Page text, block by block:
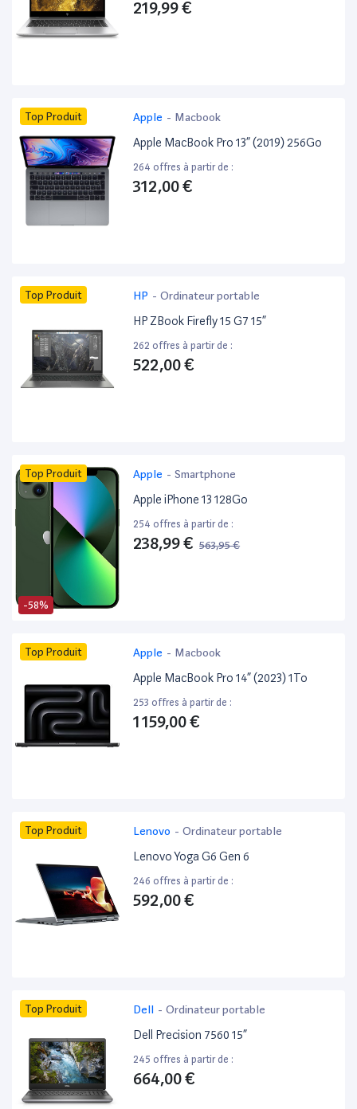
219,99 €
Top Produit Apple - Macbook
Apple MacBook Pro 13” (2019) 256Go
264 offres à partir de :
312,00 €
Top Produit HP - Ordinateur portable
HP ZBook Firefly 15 G7 15”
262 offres à partir de :
522,00 €
-58%
Top Produit Apple - Smartphone
Apple iPhone 13 128Go
254 offres à partir de :
238,99 € 563,95 €
Top Produit Apple - Macbook
Apple MacBook Pro 14” (2023) 1To
253 offres à partir de :
1 159,00 €
Top Produit Lenovo - Ordinateur portable
Lenovo Yoga G6 Gen 6
246 offres à partir de :
592,00 €
Top Produit Dell - Ordinateur portable
Dell Precision 7560 15”
245 offres à partir de :
664,00 €